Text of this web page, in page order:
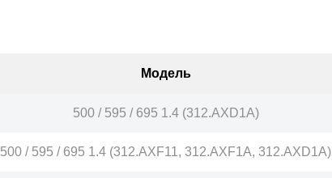
Модель
500 / 595 / 695 1.4 (312.AXD1A)
500 / 595 / 695 1.4 (312.AXF11, 312.AXF1A, 312.AXD1A)